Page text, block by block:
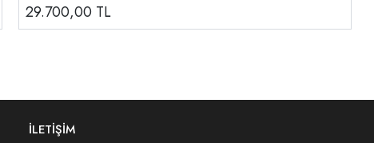
29.700,00 TL
İLETIŞIM